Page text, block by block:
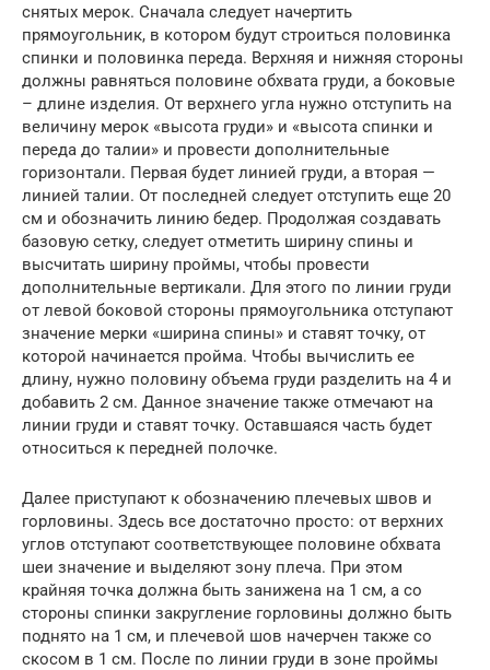
снятых мерок. Сначала следует начертить
прямоугольник, в котором будут строиться половинка
спинки и половинка переда. Верхняя и нижняя стороны
должны равняться половине обхвата груди, а боковые
– длине изделия. От верхнего угла нужно отступить на
величину мерок «высота груди» и «высота спинки и
переда до талии» и провести дополнительные
горизонтали. Первая будет линией груди, а вторая —
линией талии. От последней следует отступить еще 20
см и обозначить линию бедер. Продолжая создавать
базовую сетку, следует отметить ширину спины и
высчитать ширину проймы, чтобы провести
дополнительные вертикали. Для этого по линии груди
от левой боковой стороны прямоугольника отступают
значение мерки «ширина спины» и ставят точку, от
которой начинается пройма. Чтобы вычислить ее
длину, нужно половину объема груди разделить на 4 и
добавить 2 см. Данное значение также отмечают на
линии груди и ставят точку. Оставшаяся часть будет
относиться к передней полочке.
Далее приступают к обозначению плечевых швов и
горловины. Здесь все достаточно просто: от верхних
углов отступают соответствующее половине обхвата
шеи значение и выделяют зону плеча. При этом
крайняя точка должна быть занижена на 1 см, а со
стороны спинки закругление горловины должно быть
поднято на 1 см, и плечевой шов начерчен также со
скосом в 1 см. После по линии груди в зоне проймы